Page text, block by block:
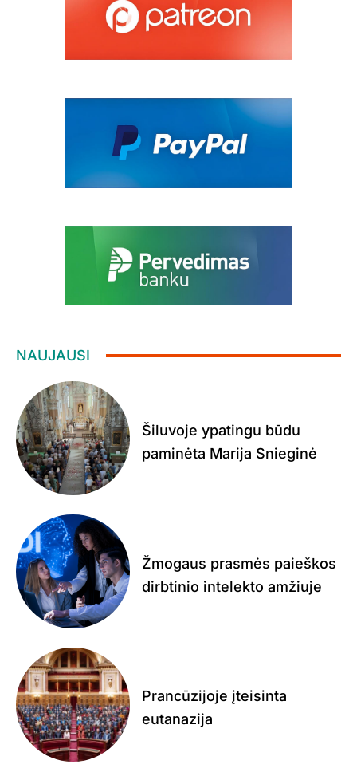
NAUJAUSI
Šiluvoje ypatingu būdu
paminėta Marija Snieginė
Žmogaus prasmės paieškos
dirbtinio intelekto amžiuje
Prancūzijoje įteisinta
eutanazija